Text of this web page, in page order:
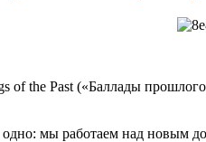
of the Past («Баллады
мы работаем над новым